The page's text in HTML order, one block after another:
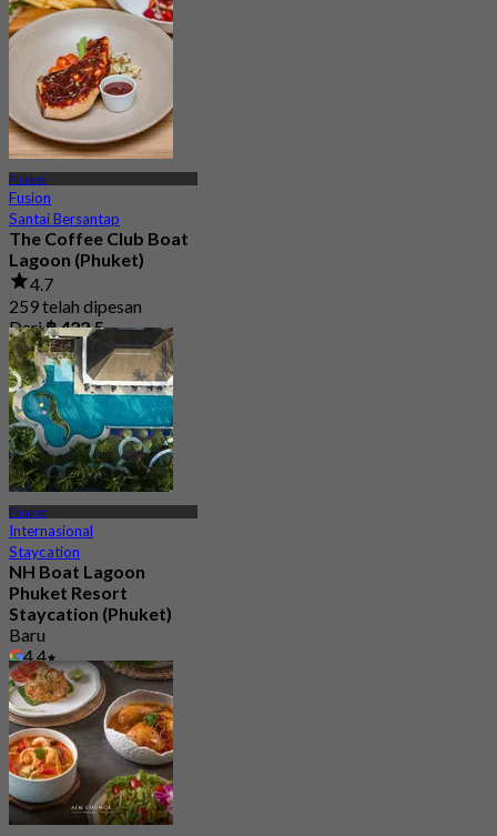
Phuket
Fusion
Santai Bersantap
The Coffee Club Boat
Lagoon (Phuket)
4.7
259 telah dipesan
Dari฿ 422.5
Phuket
Internasional
Staycation
NH Boat Lagoon
Phuket Resort
Staycation (Phuket)
Baru
4.4
Dari฿ 3,500